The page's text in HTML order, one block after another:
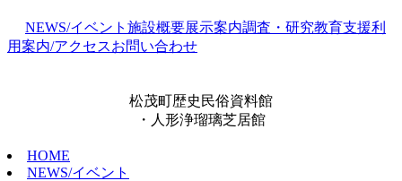
NEWS/イベント 施設概要展示案内調査・研究教育支援利
用案内/アクセスお問い合わせ
松茂町歴史民俗資料館
・人形浄瑠璃芝居館
HOME
NEWS/イベント